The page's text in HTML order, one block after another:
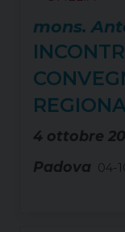
mons.
4 ottobre
Padova 04-